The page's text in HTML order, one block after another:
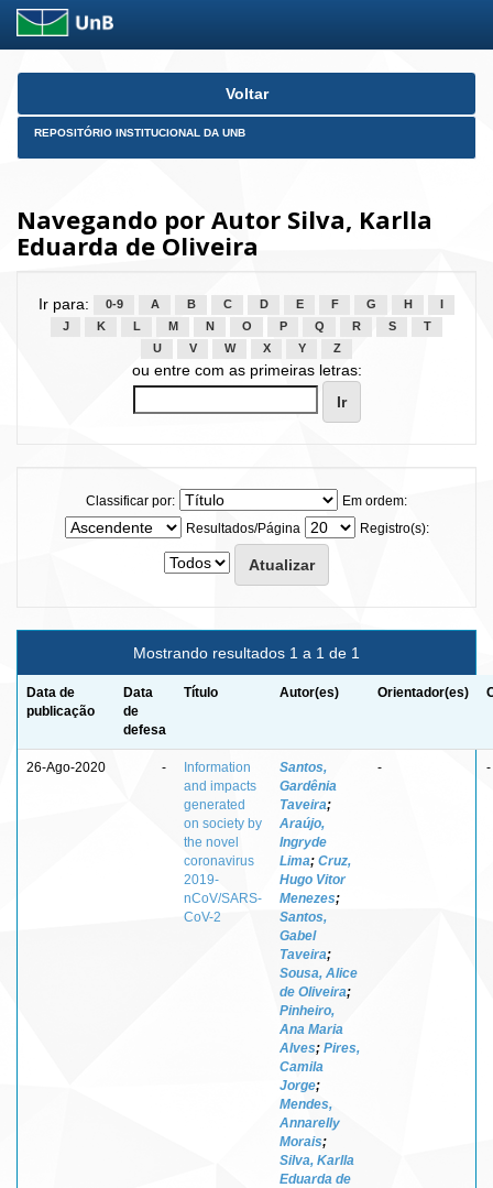
Skip
Voltar
REPOSITÓRIO INSTITUCIONAL DA UNB
Navegando por Autor Silva, Karlla
Eduarda de Oliveira
Ir para: 0-9 A B C D E F G H
J
K L M N O P Q R S
T
U
V W X Y Z
ou entre com as primeiras letras:
Classificar por:
Em ordem:
Resultados/Página
Registro(s):
Mostrando resultados 1 a 1 de 1
Data de
publicação
Data
de
defesa
Título Autor(es) Orientador(es)
26-Ago-2020 -
Information
and impacts
generated
on society by
the novel
coronavirus
2019-
nCoV/SARS-
CoV-2
Santos,
Gardênia
Taveira;
Araújo,
Ingryde
Lima; Cruz,
Hugo Vitor
Menezes;
Santos,
Gabel
Taveira;
Sousa, Alice
de Oliveira;
Pinheiro,
Ana Maria
Alves; Pires,
Camila
Jorge;
Mendes,
Annarelly
Morais;
Silva, Karlla
Eduarda de
- -